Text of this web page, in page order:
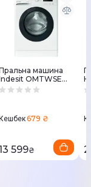
машина
OMTWSE
61293 WK UA
679 ₴
599₴